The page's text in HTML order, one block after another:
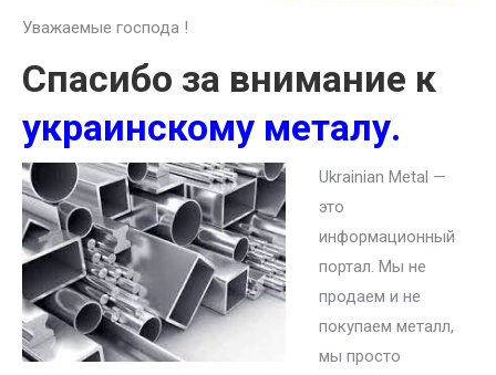
Уважаемые господа !
Спасибо за внимание к
украинскому металу.
Ukrainian Metal —
это
информационный
портал. Мы не
продаем и не
покупаем металл,
мы просто